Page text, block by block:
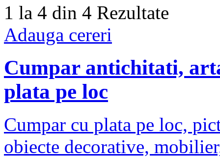
1 la 4 din 4 Rezultate
Adauga cereri
Cumpar antichitati,
plata pe loc
Cumpar cu plata pe loc,
obiecte decorative,